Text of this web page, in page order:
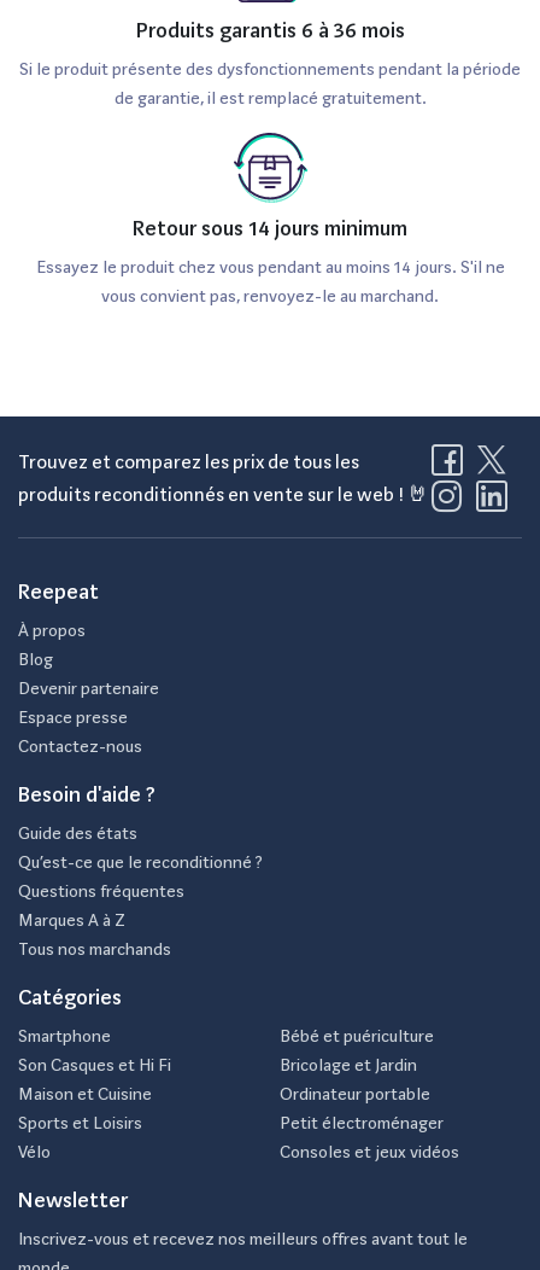
Produits garantis 6 à 36 mois
Si le produit présente des dysfonctionnements pendant la période
de garantie, il est remplacé gratuitement.
Retour sous 14 jours minimum
Essayez le produit chez vous pendant au moins 14 jours. S'il ne
vous convient pas, renvoyez-le au marchand.
Trouvez et comparez les prix de tous les
produits reconditionnés en vente sur le web ! 🤘
Reepeat
À propos
Blog
Devenir partenaire
Espace presse
Contactez-nous
Besoin d'aide ?
Guide des états
Qu’est-ce que le reconditionné ?
Questions fréquentes
Marques A à Z
Tous nos marchands
Catégories
Smartphone
Son Casques et Hi Fi
Maison et Cuisine
Sports et Loisirs
Vélo
Bébé et puériculture
Bricolage et Jardin
Ordinateur portable
Petit électroménager
Consoles et jeux vidéos
Newsletter
Inscrivez-vous et recevez nos meilleurs offres avant tout le